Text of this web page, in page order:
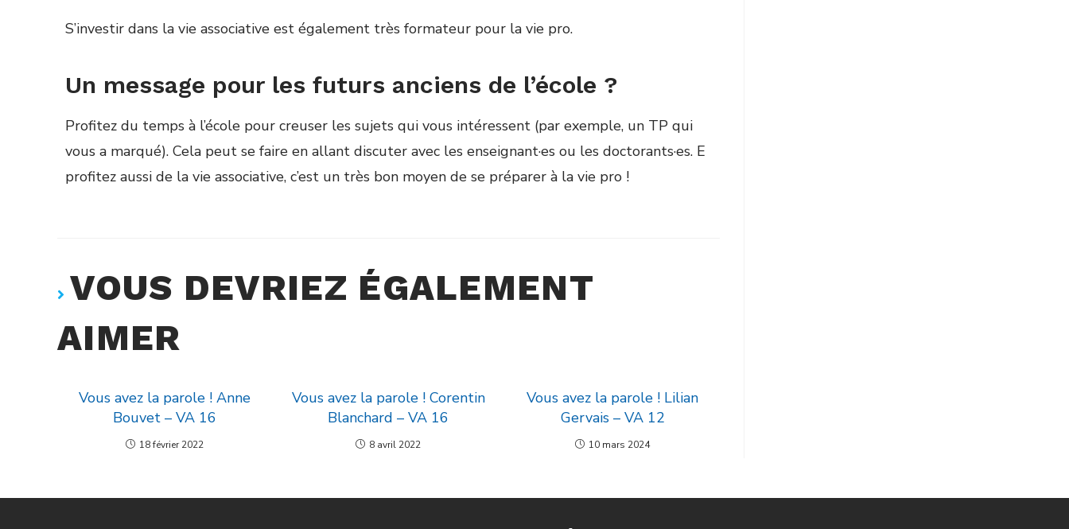
S’investir dans la vie associative est également très formateur pour la vie pro.
Un message pour les futurs anciens de l’école ?
Profitez du temps à l’école pour creuser les sujets qui vous intéressent (par exemple, un TP qui
vous a marqué). Cela peut se faire en allant discuter avec les enseignant·es ou les doctorants·es. E
profitez aussi de la vie associative, c’est un très bon moyen de se préparer à la vie pro !
VOUS DEVRIEZ ÉGALEMENT
AIMER
Vous avez la parole ! Anne
Bouvet – VA 16
18 février 2022
Vous avez la parole ! Corentin
Blanchard – VA 16
8 avril 2022
Vous avez la parole ! Lilian
Gervais – VA 12
10 mars 2024